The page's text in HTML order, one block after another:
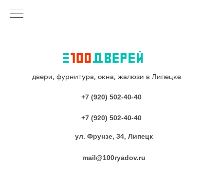
двери, фурнитура, окна, жалюзи в Липецке
+7 (920) 502-40-40
+7 (920) 502-40-40
ул. Фрунзе, 34, Липецк
mail@100ryadov.ru